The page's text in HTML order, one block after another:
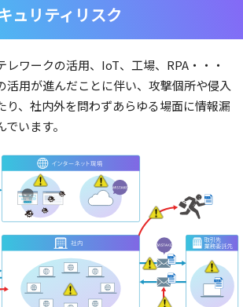
ュリティリスク
レワークの活用、IoT、工場、RPA・・・
活用が進んだことに伴い、攻撃個所や侵入
り、社内外を問わずあらゆる場面に情報漏
います。